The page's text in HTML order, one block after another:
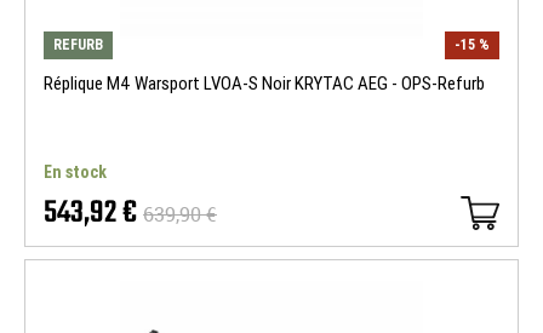
REFURB -15 %
Réplique M4 Warsport LVOA-S Noir KRYTAC AEG - OPS-Refurb
En stock
543,92 € 639,90 €